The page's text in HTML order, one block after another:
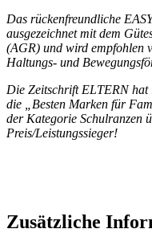
Das rückenfreundliche
ausgezeichnet mit dem
(AGR) und wird empfohlen
Haltungs- und
Die Zeitschrift ELTERN hat
die „Besten Marken für
der Kategorie Schulranzen
Preis/Leistungssieger!
Zusätzliche